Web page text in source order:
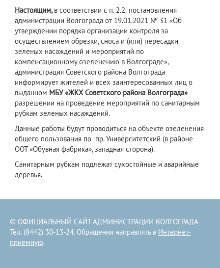
Настоящим,в соответствии с п. 2.2. постановления
администрации Волгограда от 19.01.2021 № 31 «Об
утверждении порядка организации контроля за
осуществлением обрезки, сноса и (или) пересадки
зеленых насаждений и мероприятий по
компенсационному озеленению в Волгограде»,
администрация Советского района Волгограда
информирует жителей и всех заинтересованных лиц о
выданном МБУ «ЖКХ Советского района Волгограда»
разрешении на проведение мероприятий по санитарным
рубкам зеленых насаждений.
Данные работы будут проводиться на объекте озеленения
общего пользования по пр. Университетский (в районе
ООТ «Обувная фабрика», западная сторона).
Санитарным рубкам подлежат сухостойные и аварийные
деревья.
© ОФИЦИАЛЬНЫЙ САЙТ АДМИНИСТРАЦИИ ВОЛГОГРАДА
Тел. (8442) 30-13-24. Обращения направлять в Интернет-
приемную.